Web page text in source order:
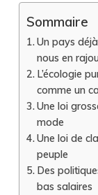
Sommaire
Un pays
nous en
L’écologie
comme un
Une loi
mode
Une loi de
peuple
Des
bas salaires